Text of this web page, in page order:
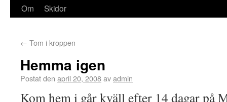
Om Skidor
← Tom i kroppen
Hemma igen
Postat den april 20, 2008avadmin
Kom hem i går kväll efter 14 dagar på